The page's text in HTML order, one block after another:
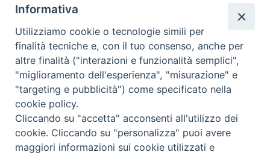
86170 Isernia
086550849
segreteria@diocesiiserniavenafro.it
I nostri social
Copyright © 2018 - Diocesi di Isernia-Venafro (C.F.
90008750946). Riproduzione solo con permesso.
Informativa
Utilizziamo cookie o tecnologie simili per
finalità tecniche e, con il tuo consenso, anche per
altre finalità ("interazioni e funzionalità semplici",
"miglioramento dell'esperienza", "misurazione" e
"targeting e pubblicità") come specificato nella
cookie policy.
Cliccando su "accetta" acconsenti all'utilizzo dei
cookie. Cliccando su "personalizza" puoi avere
maggiori informazioni sui cookie utilizzati e